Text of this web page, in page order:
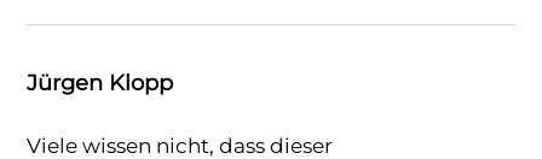
Jürgen Klopp
Viele wissen nicht, dass dieser